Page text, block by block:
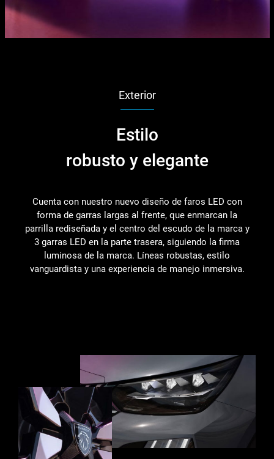
Exterior
Estilo
robusto y elegante
Cuenta con nuestro nuevo diseño de faros LED con
forma de garras largas al frente, que enmarcan la
parrilla rediseñada y el centro del escudo de la marca y
3 garras LED en la parte trasera, siguiendo la firma
luminosa de la marca. Líneas robustas, estilo
vanguardista y una experiencia de manejo inmersiva.